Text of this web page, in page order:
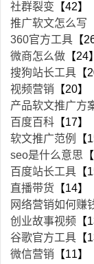
社群裂变 【42】
推广软文怎么写
360官方工具 【
微商怎么做 【24】
搜狗站长工具 【
视频营销 【20】
产品软文推广方
百度百科 【17】
软文推广范例
【
seo是什么意思
百度站长工具 【
直播带货 【14】
网络营销如何赚
创业故事视频 【
谷歌官方工具 【
微信营销 【11】